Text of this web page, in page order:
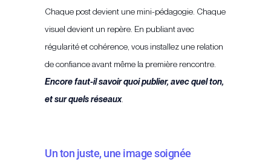
Chaque post devient une mini-pédagogie. Chaque
visuel devient un repère. En publiant avec
régularité et cohérence, vous installez une relation
de confiance avant même la première rencontre.
Encore faut-il savoir quoi publier, avec quel ton,
et sur quels réseaux.
Un ton juste, une image soignée